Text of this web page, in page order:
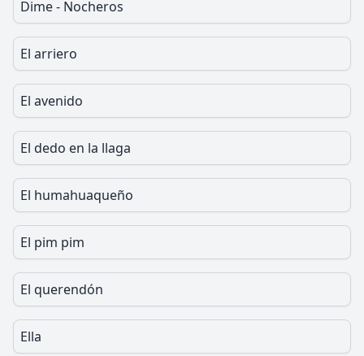
Dime - Nocheros
El arriero
El avenido
El dedo en la llaga
El humahuaqueño
El pim pim
El querendón
Ella